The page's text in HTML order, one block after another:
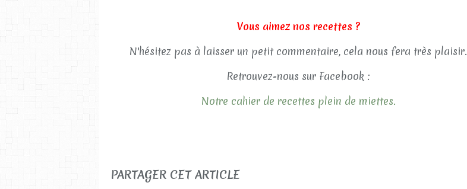
Vous aimez nos recettes ?
N'hésitez pas à laisser un petit commentaire, cela nous fera très plaisir.
Retrouvez-nous sur Facebook :
Notre cahier de recettes plein de miettes.
PARTAGER CET ARTICLE